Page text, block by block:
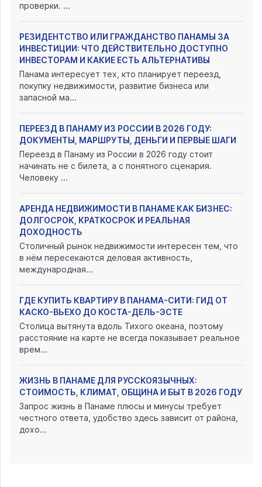
проверки. ...
РЕЗИДЕНТСТВО ИЛИ ГРАЖДАНСТВО ПАНАМЫ ЗА
ИНВЕСТИЦИИ: ЧТО ДЕЙСТВИТЕЛЬНО ДОСТУПНО
ИНВЕСТОРАМ И КАКИЕ ЕСТЬ АЛЬТЕРНАТИВЫ
Панама интересует тех, кто планирует переезд,
покупку недвижимости, развитие бизнеса или
запасной ма...
ПЕРЕЕЗД В ПАНАМУ ИЗ РОССИИ В 2026 ГОДУ:
ДОКУМЕНТЫ, МАРШРУТЫ, ДЕНЬГИ И ПЕРВЫЕ ШАГИ
Переезд в Панаму из России в 2026 году стоит
начинать не с билета, а с понятного сценария.
Человеку ...
АРЕНДА НЕДВИЖИМОСТИ В ПАНАМЕ КАК БИЗНЕС:
ДОЛГОСРОК, КРАТКОСРОК И РЕАЛЬНАЯ
ДОХОДНОСТЬ
Столичный рынок недвижимости интересен тем, что
в нём пересекаются деловая активность,
международная...
ГДЕ КУПИТЬ КВАРТИРУ В ПАНАМА-СИТИ: ГИД ОТ
КАСКО-ВЬЕХО ДО КОСТА-ДЕЛЬ-ЭСТЕ
Столица вытянута вдоль Тихого океана, поэтому
расстояние на карте не всегда показывает реальное
врем...
ЖИЗНЬ В ПАНАМЕ ДЛЯ РУССКОЯЗЫЧНЫХ:
СТОИМОСТЬ, КЛИМАТ, ОБЩИНА И БЫТ В 2026 ГОДУ
Запрос жизнь в Панаме плюсы и минусы требует
честного ответа, удобство здесь зависит от района,
дохо...